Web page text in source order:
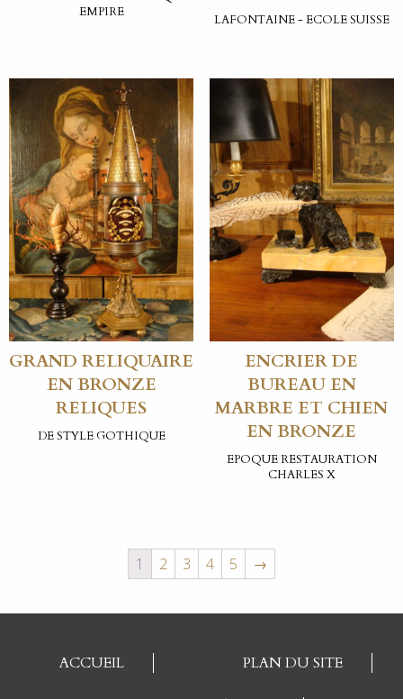
EMPIRE
LAFONTAINE - ECOLE SUISSE
GRAND RELIQUAIRE
EN BRONZE
RELIQUES
DE STYLE GOTHIQUE
ENCRIER DE
BUREAU EN
MARBRE ET CHIEN
EN BRONZE
EPOQUE RESTAURATION
CHARLES X
1 2 3 4 5 →
ACCUEIL PLAN DU SITE